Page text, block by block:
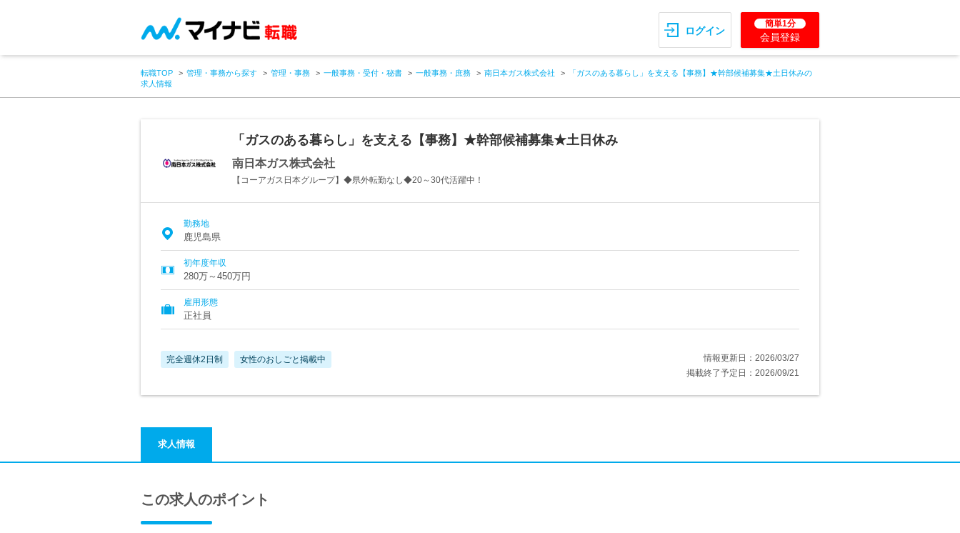
ログイン
簡単1分
会員登録
転職TOP 管理・事務から探す 管理・事務 一般事務・受付・秘書 一般事務・庶務 南日本ガス株式会社
「ガスのある暮らし」を支える【事務】★幹部候補募集★土日休みの
求人情報
「ガスのある暮らし」を支える【事務】★幹部候補募集★土日休み
南日本ガス株式会社
【コーアガス日本グループ】◆県外転勤なし◆20～30代活躍中！
勤務地
鹿児島県
初年度年収
280万～450万円
雇用形態
正社員
完全週休2日制 女性のおしごと掲載中
情報更新日：2026/03/27
掲載終了予定日：2026/09/21
求人情報
この求人のポイント